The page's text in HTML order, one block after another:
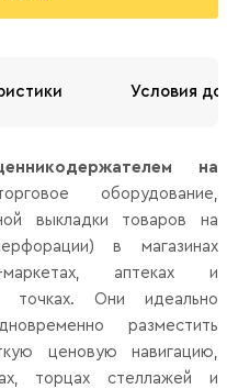
Условия
на
оборудование,
выкладки товаров на
в магазинах
маркетах, аптеках и
точках. Они идеально
разместить
ценовую навигацию,
торцах стеллажей и